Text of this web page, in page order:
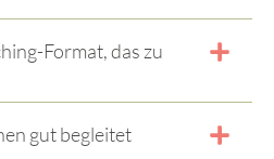
Format, das zu
gut begleitet